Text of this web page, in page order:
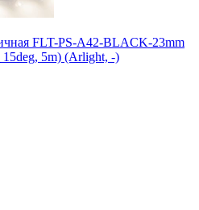
FLT-PS-A42-BLACK-23mm
5m) (Arlight, -)